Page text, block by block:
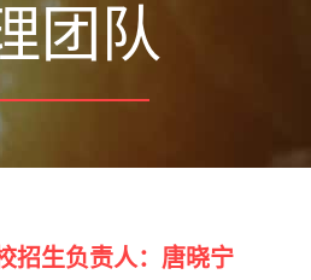
团队
招生负责人：唐晓宁